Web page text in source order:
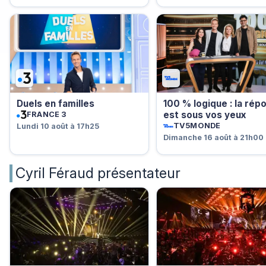
Duels en familles
FRANCE 3
Lundi 10 août à 17h25
100 % logique : la
est sous vos yeux
TV5MONDE
Dimanche 16 août à 21h00
Cyril Féraud présentateur